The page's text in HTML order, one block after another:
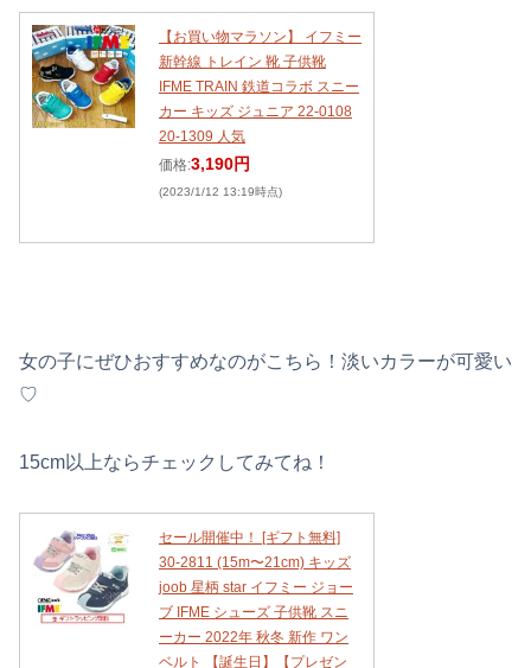
【お買い物マラソン】 イフミー
新幹線 トレイン 靴 子供靴
IFME TRAIN 鉄道コラボ スニー
カー キッズ ジュニア 22-0108
20-1309 人気
価格:3,190円
(2023/1/12 13:19時点)
女の子にぜひおすすめなのがこちら！淡いカラーが可愛い
♡
15cm以上ならチェックしてみてね！
セール開催中！ [ギフト無料]
30-2811 (15m〜21cm) キッズ
joob 星柄 star イフミー ジョー
ブ IFME シューズ 子供靴 スニ
ーカー 2022年 秋冬 新作 ワン
ベルト 【誕生日】【プレゼン